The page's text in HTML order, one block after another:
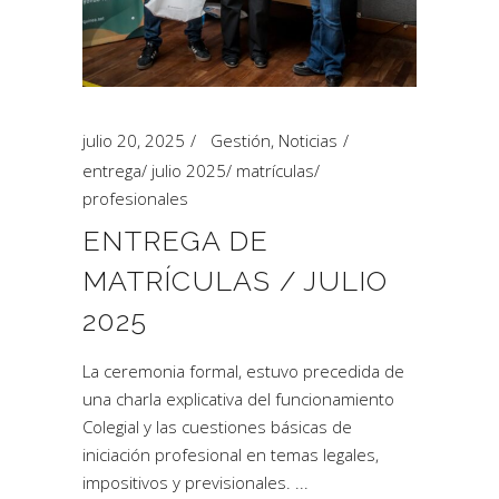
julio 20, 2025 Gestión, Noticias
entrega/ julio 2025/ matrículas/
profesionales
ENTREGA DE
MATRÍCULAS / JULIO
2025
La ceremonia formal, estuvo precedida de
una charla explicativa del funcionamiento
Colegial y las cuestiones básicas de
iniciación profesional en temas legales,
impositivos y previsionales.